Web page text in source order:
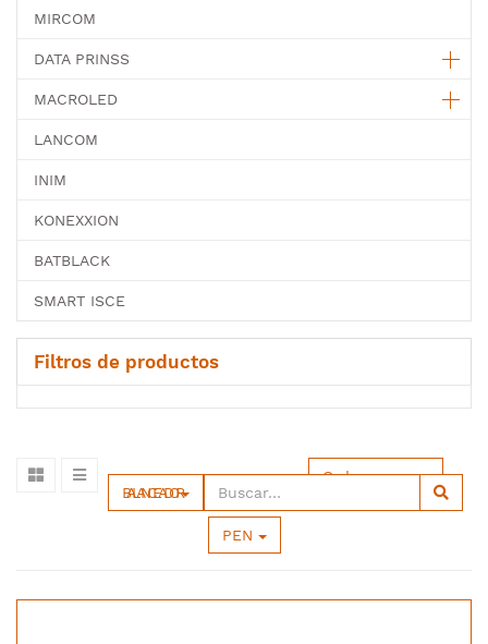
MIRCOM
DATA PRINSS
MACROLED
LANCOM
INIM
KONEXXION
BATBLACK
SMART ISCE
Filtros de productos
BALANCEADOR
PEN
Ordenar por